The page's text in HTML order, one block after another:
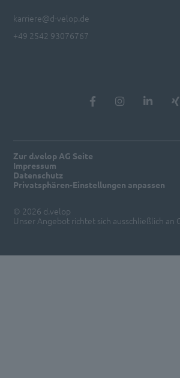
karriere@d-velop.de
+49 2542 93076767
Zur d.velop AG Seite
Impressum
Datenschutz
Privatsphären-Einstellungen anpassen
© 2026 d.velop
Unser Angebot richtet sich ausschließlich an